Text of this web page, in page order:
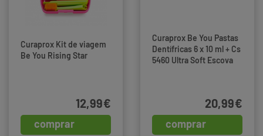
Curaprox Kit de viagem
Be You Rising Star
comprar
12,99€
Curaprox Be You Pastas
Dentífricas 6 x 10 ml + Cs
5460 Ultra Soft Escova
comprar
20,99€